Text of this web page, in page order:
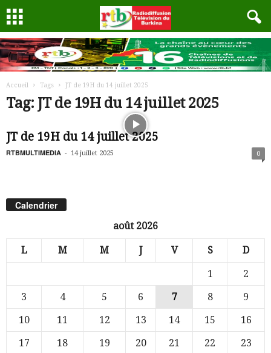
Accueil Tags JT de 19H du 14 juillet 2025
Tag: JT de 19H du 14 juillet 2025
JT de 19H du 14 juillet 2025
RTBMULTIMEDIA - 14 juillet 2025 0
Calendrier
août 2026
L M M J V S D
1
2
3
4 5 6 7 8
9
10
11 12 13 14 15
16
17
18 19 20 21 22
23